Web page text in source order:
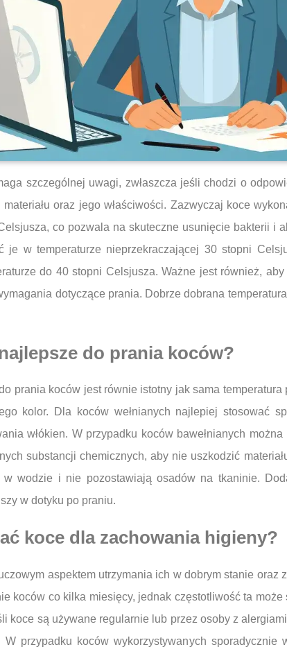
szczególnej uwagi, zwłaszcza jeśli chodzi o
oraz jego właściwości. Zazwyczaj koce
co pozwala na skuteczne usunięcie bakterii i
je w temperaturze nieprzekraczającej 30 stopni
do 40 stopni Celsjusza. Ważne jest również,
dotyczące prania. Dobrze dobrana
do prania koców?
prania koców jest równie istotny jak sama
kolor. Dla koców wełnianych najlepiej stosować
włókien. W przypadku koców bawełnianych
substancji chemicznych, aby nie uszkodzić
wodzie i nie pozostawiają osadów na tkaninie.
w dotyku po praniu.
koce dla zachowania higieny?
aspektem utrzymania ich w dobrym stanie oraz
koców co kilka miesięcy, jednak częstotliwość ta może
koce są używane regularnie lub przez osoby z
przypadku koców wykorzystywanych sporadycznie